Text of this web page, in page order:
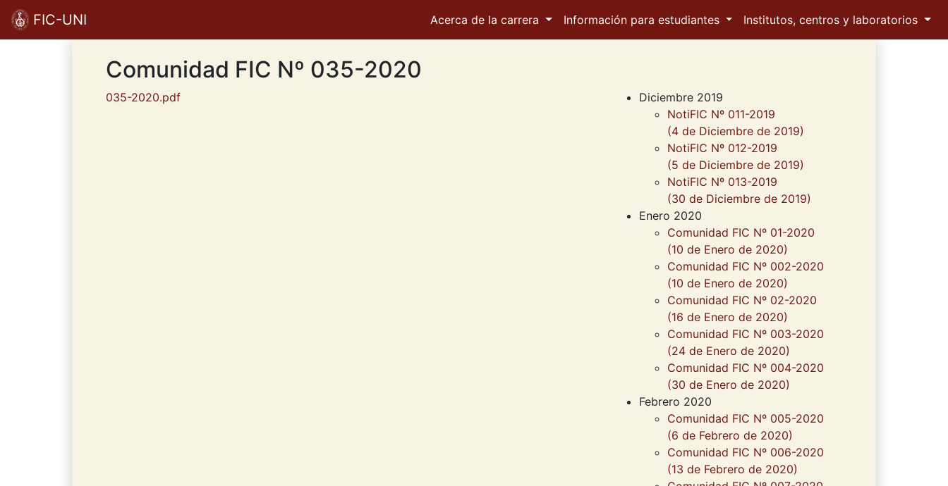
FIC-UNI Acerca de la carrera Información para estudiantes Institutos, centros y laboratorios
Comunidad FIC Nº 035-2020
035-2020.pdf
Diciembre 2019
NotiFIC Nº 011-2019
(4 de Diciembre de 2019)
NotiFIC Nº 012-2019
(5 de Diciembre de 2019)
NotiFIC Nº 013-2019
(30 de Diciembre de 2019)
Enero 2020
Comunidad FIC Nº 01-2020
(10 de Enero de 2020)
Comunidad FIC Nº 002-2020
(10 de Enero de 2020)
Comunidad FIC Nº 02-2020
(16 de Enero de 2020)
Comunidad FIC Nº 003-2020
(24 de Enero de 2020)
Comunidad FIC Nº 004-2020
(30 de Enero de 2020)
Febrero 2020
Comunidad FIC Nº 005-2020
(6 de Febrero de 2020)
Comunidad FIC Nº 006-2020
(13 de Febrero de 2020)